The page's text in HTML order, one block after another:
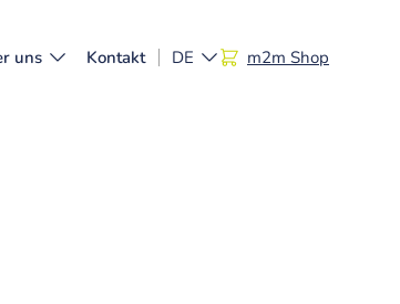
uns Kontakt DE m2m Shop